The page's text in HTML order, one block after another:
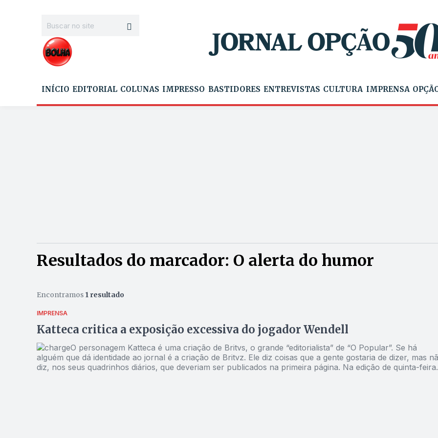
INÍCIO EDITORIAL COLUNAS IMPRESSO BASTIDORES ENTREVISTAS CULTURA IMPRENSA
Resultados do marcador: O alerta do humor
Encontramos 1 resultado
IMPRENSA
Katteca critica a exposição excessiva do jogador Wendell
O personagem Katteca é uma criação de Britvs, o grande “editorialista” de “O Popular”. Se há
alguém que dá identidade ao jornal é a criação de Britvz. Ele diz coisas que a gente gostaria de dizer, mas
diz, nos seus quadrinhos diários, que deveriam ser publicados na primeira página. Na edição de quinta-feira,